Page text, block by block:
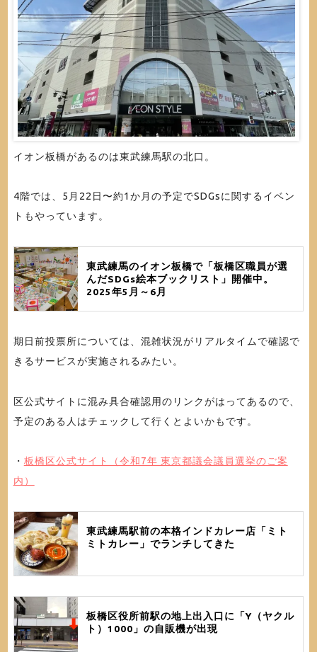
イオン板橋があるのは東武練馬駅の北口。
4階では、5月22日〜約1か月の予定でSDGsに関するイベン
トもやっています。
東武練馬のイオン板橋で「板橋区職員が選
んだSDGs絵本ブックリスト」開催中。
2025年5月～6月
期日前投票所については、混雑状況がリアルタイムで確認で
きるサービスが実施されるみたい。
区公式サイトに混み具合確認用のリンクがはってあるので、
予定のある人はチェックして行くとよいかもです。
・ 板橋区公式サイト（令和7年 東京都議会議員選挙のご案
内）
東武練馬駅前の本格インドカレー店「ミト
ミトカレー」でランチしてきた
板橋区役所前駅の地上出入口に「Y（ヤクル
ト）1000」の自販機が出現